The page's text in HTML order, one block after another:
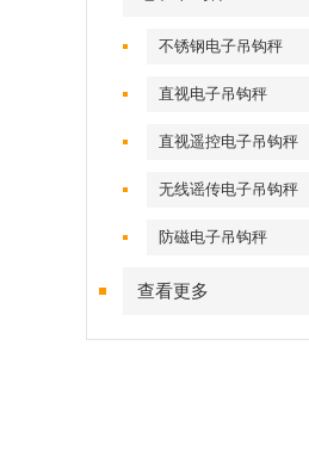
不锈钢电子吊钩秤
直视电子吊钩秤
直视遥控电子吊钩秤
无线谣传电子吊钩秤
防磁电子吊钩秤
查看更多